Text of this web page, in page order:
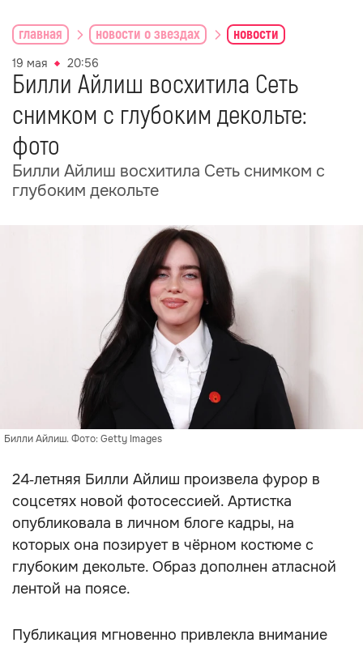
главная новости о звездах новости
19 мая 20:56
Билли Айлиш восхитила Сеть
снимком с глубоким декольте:
фото
Билли Айлиш восхитила Сеть снимком с
глубоким декольте
Билли Айлиш. Фото: Getty Images
24‑летняя Билли Айлиш произвела фурор в
соцсетях новой фотосессией. Артистка
опубликовала в личном блоге кадры, на
которых она позирует в чёрном костюме с
глубоким декольте. Образ дополнен атласной
лентой на поясе.
Публикация мгновенно привлекла внимание